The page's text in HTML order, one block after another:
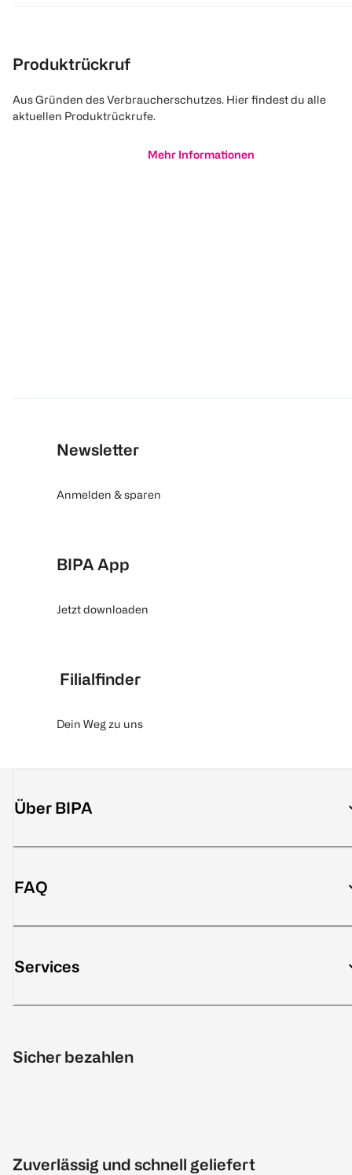
Produktrückruf
Aus Gründen des Verbraucherschutzes. Hier findest du alle
aktuellen Produktrückrufe.
Mehr Informationen
Newsletter
Anmelden & sparen
BIPA App
Jetzt downloaden
Filialfinder
Dein Weg zu uns
Über BIPA
FAQ
Services
Sicher bezahlen
Zuverlässig und schnell geliefert